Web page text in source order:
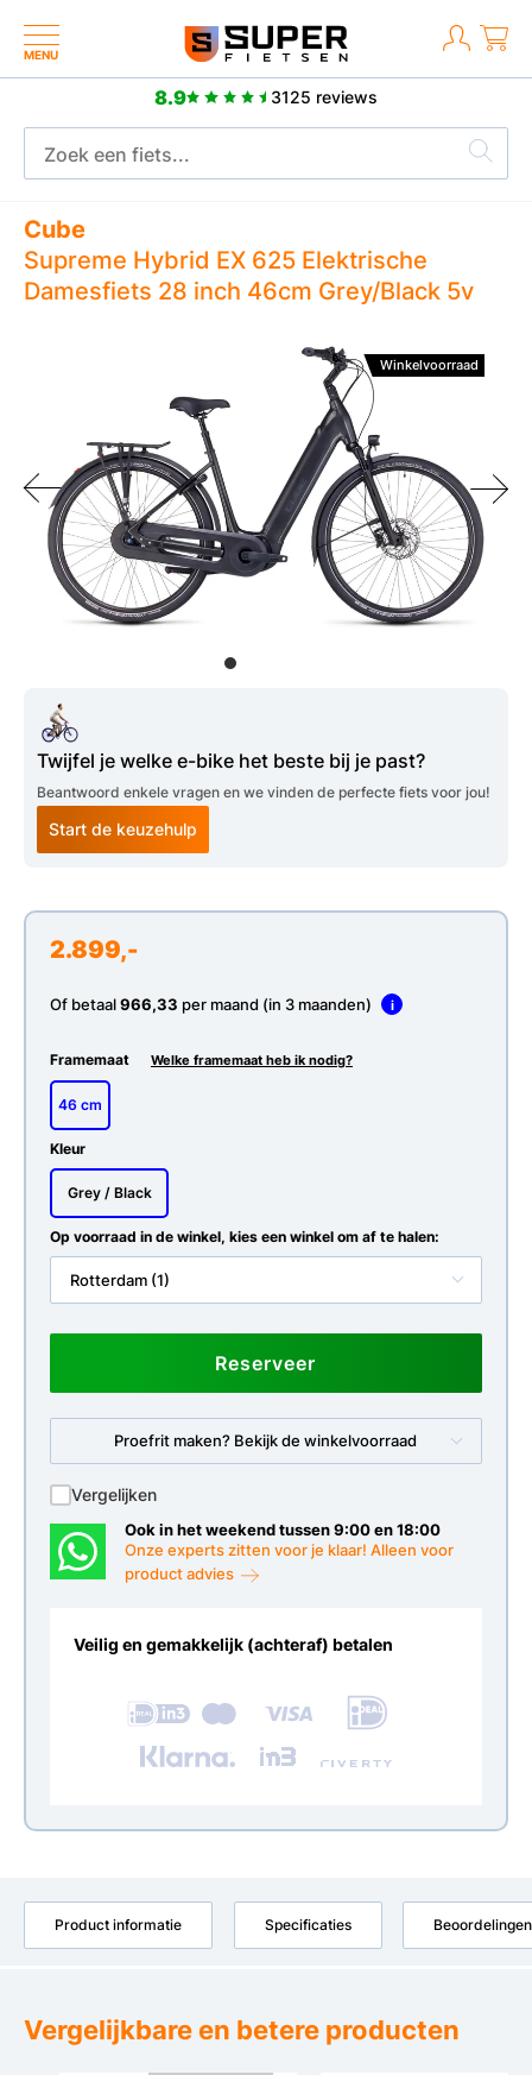
MENU
8.9 3125 reviews
Meer dan 2500 positieve reviews
Cube
Supreme Hybrid EX 625 Elektrische
Damesfiets 28 inch 46cm Grey/Black 5v
Winkelvoorraad
Twijfel je welke e-bike het beste bij je past?
Beantwoord enkele vragen en we vinden de perfecte fiets voor jou!
Start de keuzehulp
2.899,-
Of betaal966,33 per maand (in 3 maanden) i
Framemaat Welke framemaat heb ik nodig?
46 cm
Kleur
Grey / Black
Op voorraad in de winkel, kies een winkel om af te halen:
Rotterdam (1)
Reserveer
Proefrit maken? Bekijk de winkelvoorraad
Vergelijken
Ook in het weekend tussen 9:00 en 18:00
Onze experts zitten voor je klaar! Alleen voor
product advies
Veilig en gemakkelijk (achteraf) betalen
Product informatie Specificaties Beoordelingen
Vergelijkbare en betere producten